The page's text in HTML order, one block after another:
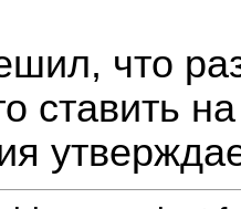
что
ставить